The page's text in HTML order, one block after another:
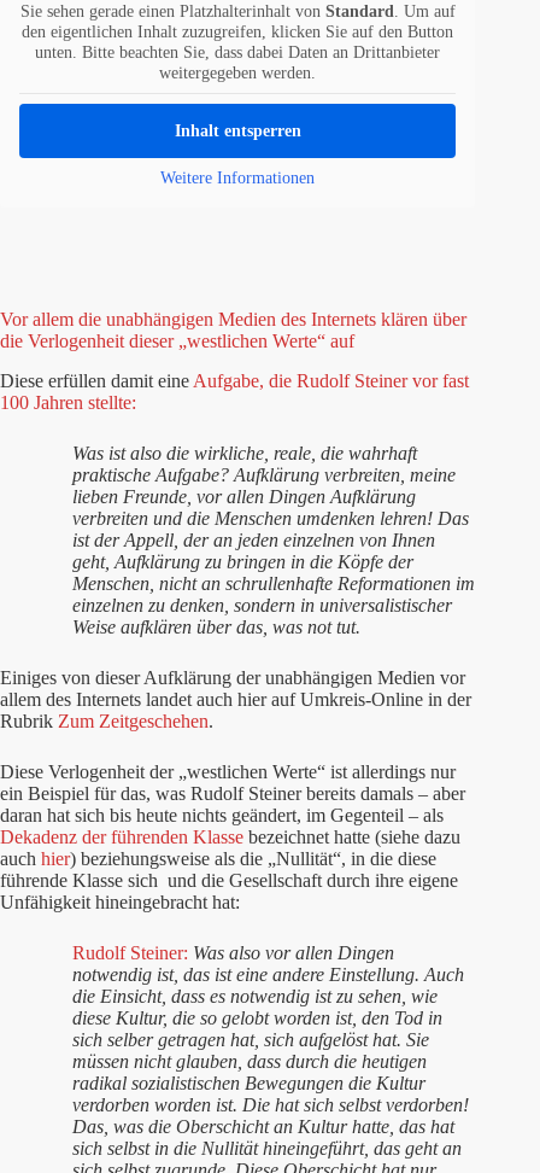
Sie sehen gerade einen Platzhalterinhalt von Standard
. Um auf
den eigentlichen Inhalt zuzugreifen, klicken Sie auf den Button
unten. Bitte beachten Sie, dass dabei Daten an Drittanbieter
weitergegeben werden.
Inhalt entsperren
Weitere Informationen
Vor allem die unabhängigen Medien des Internets klären über
die Verlogenheit dieser „westlichen Werte“ auf
Diese erfüllen damit eine Aufgabe, die Rudolf Steiner vor fast
100 Jahren stellte:
Was ist also die wirkliche, reale, die wahrhaft
praktische Aufgabe? Aufklärung verbreiten, meine
lieben Freunde, vor allen Dingen Aufklärung
verbreiten und die Menschen umdenken lehren! Das
ist der Appell, der an jeden einzelnen von Ihnen
geht, Aufklärung zu bringen in die Köpfe der
Menschen, nicht an schrullenhafte Reformationen im
einzelnen zu denken, sondern in universalistischer
Weise aufklären über das, was not tut.
Einiges von dieser Aufklärung der unabhängigen Medien vor
allem des Internets landet auch hier auf Umkreis-Online in der
Rubrik Zum Zeitgeschehen.
Diese Verlogenheit der „westlichen Werte“ ist allerdings nur
ein Beispiel für das, was Rudolf Steiner bereits damals – aber
daran hat sich bis heute nichts geändert, im Gegenteil – als
Dekadenz der führenden Klasse bezeichnet hatte (siehe dazu
auch hier) beziehungsweise als die „Nullität“, in die diese
führende Klasse sich und die Gesellschaft durch ihre eigene
Unfähigkeit hineingebracht hat:
Rudolf Steiner: Was also vor allen Dingen
notwendig ist, das ist eine andere Einstellung. Auch
die Einsicht, dass es notwendig ist zu sehen, wie
diese Kultur, die so gelobt worden ist, den Tod in
sich selber getragen hat, sich aufgelöst hat. Sie
müssen nicht glauben, dass durch die heutigen
radikal sozialistischen Bewegungen die Kultur
verdorben worden ist. Die hat sich selbst verdorben!
Das, was die Oberschicht an Kultur hatte, das hat
sich selbst in die Nullität hineingeführt, das geht an